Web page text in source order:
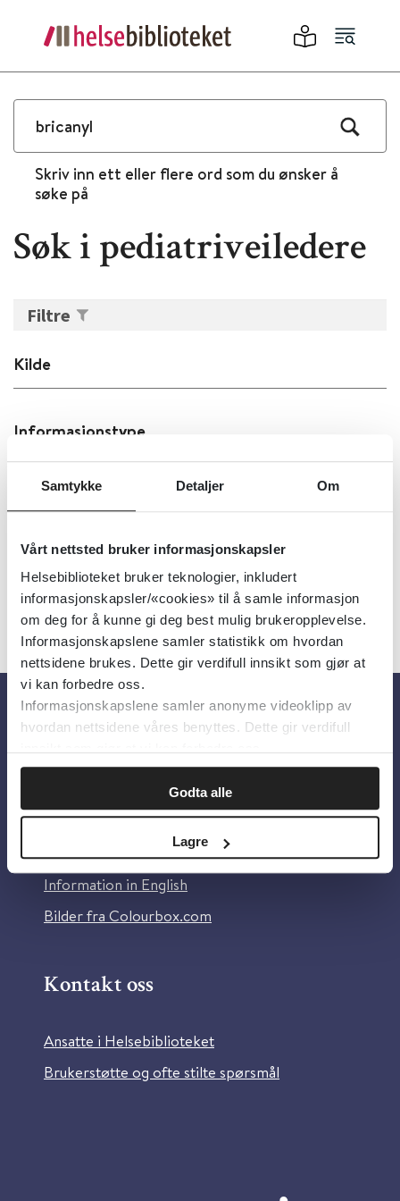
Samtykke Detaljer Om
Vårt nettsted bruker informasjonskapsler
Helsebiblioteket bruker teknologier, inkludert
informasjonskapsler/«cookies» til å samle informasjon
om deg for å kunne gi deg best mulig brukeropplevelse.
Informasjonskapslene samler statistikk om hvordan
nettsidene brukes. Dette gir verdifull innsikt som gjør at
vi kan forbedre oss.
Informasjonskapslene samler anonyme videoklipp av
hvordan nettsidene våres benyttes. Dette gir verdifull
Godta alle
Lagre
Skriv inn ett eller flere ord som du ønsker å
søke på
Søk i pediatriveiledere
Filtre
Kilde
Informasjonstype
Språk
Ingen treff
Om oss
Om Helsebiblioteket
Personvern og informasjonskapsler
Tilgjengelighetserklæring
Information in English
Bilder fra Colourbox.com
Kontakt oss
Ansatte i Helsebiblioteket
Brukerstøtte og ofte stilte spørsmål